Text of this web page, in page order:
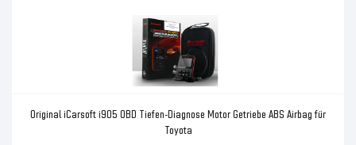
Original iCarsoft i905 OBD Tiefen-Diagnose Motor Getriebe ABS Airbag für
Toyota